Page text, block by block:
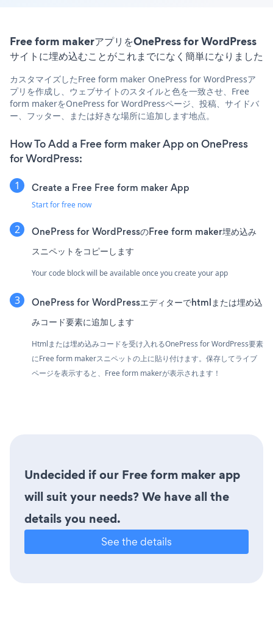
Free form makerアプリをOnePress for WordPress
サイトに埋め込むことがこれまでになく簡単になりました
カスタマイズしたFree form maker OnePress for WordPressア
プリを作成し、ウェブサイトのスタイルと色を一致させ、Free
form makerをOnePress for WordPressページ、投稿、サイドバ
ー、フッター、または好きな場所に追加します地点。
How To Add a Free form maker App on OnePress
for WordPress:
Create a Free Free form maker App
Start for free now
OnePress for WordPressのFree form maker埋め込み
スニペットをコピーします
Your code block will be available once you create your app
OnePress for WordPressエディターでhtmlまたは埋め込
みコード要素に追加します
Htmlまたは埋め込みコードを受け入れるOnePress for WordPress要素
にFree form makerスニペットの上に貼り付けます。保存してライブ
ページを表示すると、Free form makerが表示されます！
Undecided if our Free form maker app
will suit your needs? We have all the
details you need.
See the details